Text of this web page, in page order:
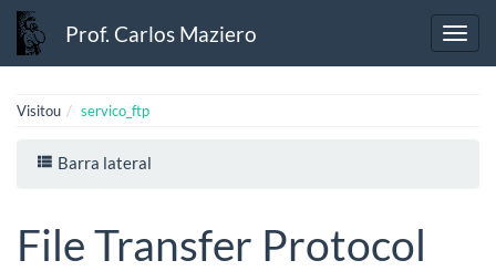
Prof. Carlos Maziero
Visitou servico_ftp
Barra lateral
File Transfer Protocol